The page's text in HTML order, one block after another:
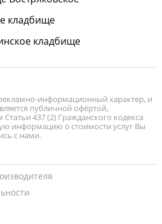
кладбище
кладбище
информационный характер, и
публичной офёртой,
437 (2) Гражданского кодекса
информацию о стоимости услуг Вы
с нами.